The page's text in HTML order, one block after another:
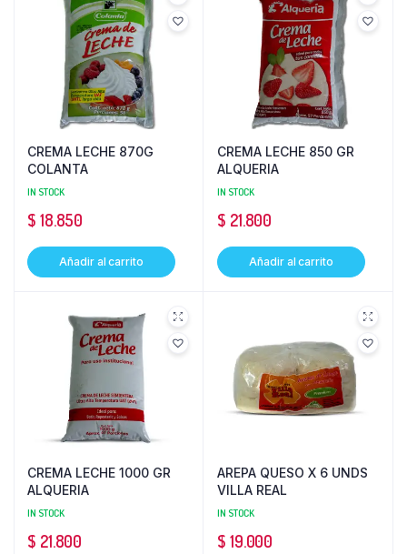
CREMA LECHE 870G
COLANTA
IN STOCK
$ 18.850
Añadir al carrito
CREMA LECHE 850 GR
ALQUERIA
IN STOCK
$ 21.800
Añadir al carrito
CREMA LECHE 1000 GR
ALQUERIA
IN STOCK
$ 21.800
AREPA QUESO X 6 UNDS
VILLA REAL
IN STOCK
$ 19.000